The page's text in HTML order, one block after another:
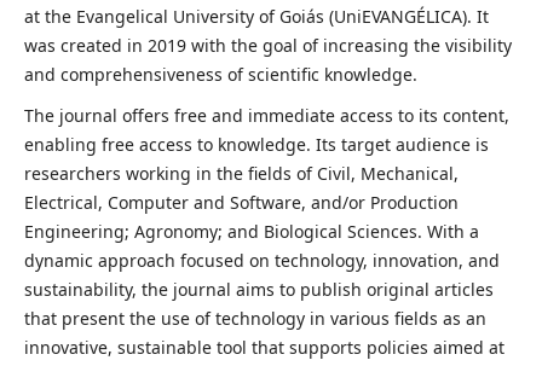
at the Evangelical University of Goiás (UniEVANGÉLICA). It
was created in 2019 with the goal of increasing the visibility
and comprehensiveness of scientific knowledge.
The journal offers free and immediate access to its content,
enabling free access to knowledge. Its target audience is
researchers working in the fields of Civil, Mechanical,
Electrical, Computer and Software, and/or Production
Engineering; Agronomy; and Biological Sciences. With a
dynamic approach focused on technology, innovation, and
sustainability, the journal aims to publish original articles
that present the use of technology in various fields as an
innovative, sustainable tool that supports policies aimed at